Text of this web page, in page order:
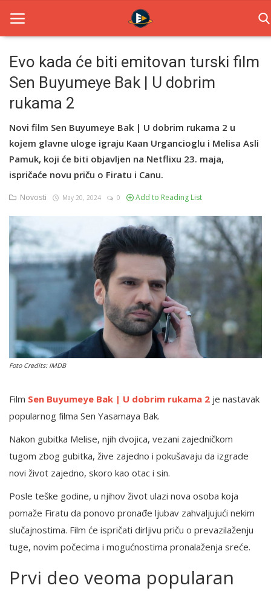
Home
Novosti
TV Serije
Filmovi
Contact
Login
Register
English
Evo kada će biti emitovan turski film
Sen Buyumeye Bak | U dobrim
rukama 2
Novi film Sen Buyumeye Bak | U dobrim rukama 2 u
kojem glavne uloge igraju Kaan Urgancioglu i Melisa Asli
Pamuk, koji će biti objavljen na Netflixu 23. maja,
ispričaće novu priču o Firatu i Canu.
Novosti May 20, 2024 0 Add to Reading List
Foto Credits: IMDB
Film Sen Buyumeye Bak | U dobrim rukama 2 je nastavak
popularnog filma Sen Yasamaya Bak.
Nakon gubitka Melise, njih dvojica, vezani zajedničkom
tugom zbog gubitka, žive zajedno i pokušavaju da izgrade
novi život zajedno, skoro kao otac i sin.
Posle teške godine, u njihov život ulazi nova osoba koja
pomaže Firatu da ponovo pronađe ljubav zahvaljujući nekim
slučajnostima. Film će ispričati dirljivu priču o prevazilaženju
tuge, novim počecima i mogućnostima pronalaženja sreće.
Prvi deo veoma popularan